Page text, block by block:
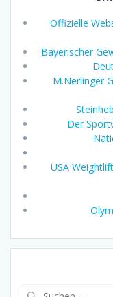
Offizielle
Bayerischer
M.Nerlinger
Der
USA